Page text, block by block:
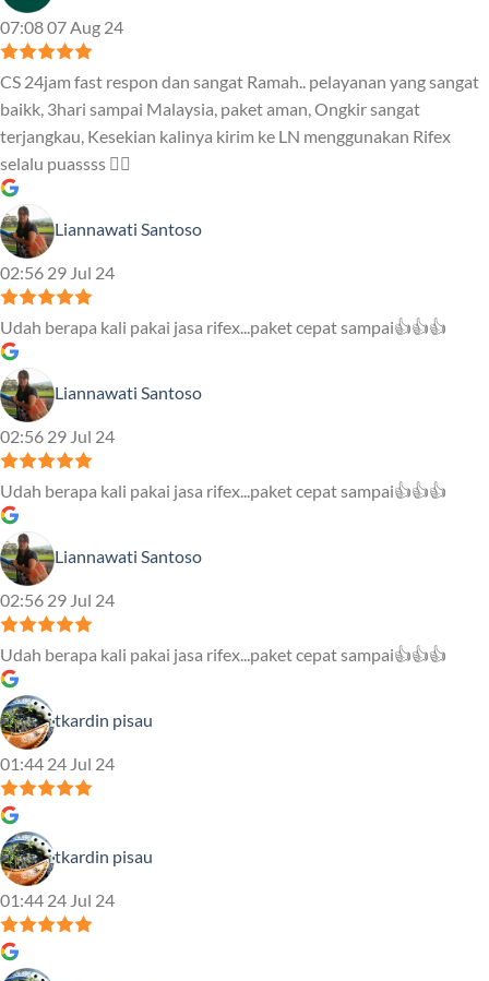
07:08 07 Aug 24
CS 24jam fast respon dan sangat Ramah.. pelayanan yang sangat
baikk, 3hari sampai Malaysia, paket aman, Ongkir sangat
terjangkau, Kesekian kalinya kirim ke LN menggunakan Rifex
selalu puassss ❤️‍🔥
Liannawati Santoso
02:56 29 Jul 24
Udah berapa kali pakai jasa rifex...paket cepat sampai👍👍👍
Liannawati Santoso
02:56 29 Jul 24
Udah berapa kali pakai jasa rifex...paket cepat sampai👍👍👍
Liannawati Santoso
02:56 29 Jul 24
Udah berapa kali pakai jasa rifex...paket cepat sampai👍👍👍
tkardin pisau
01:44 24 Jul 24
tkardin pisau
01:44 24 Jul 24